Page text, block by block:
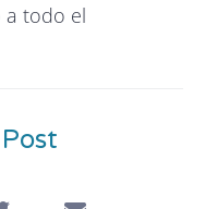
a todo el